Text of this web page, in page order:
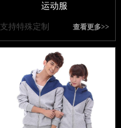
运动服
支持特殊定制 查看更多>>